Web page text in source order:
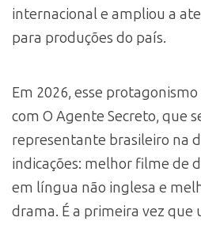
internacional e ampliou a
para produções do país.
Em 2026, esse
com O Agente Secreto, que
representante brasileiro na
indicações: melhor filme de
em língua não inglesa e
drama. É a primeira vez que